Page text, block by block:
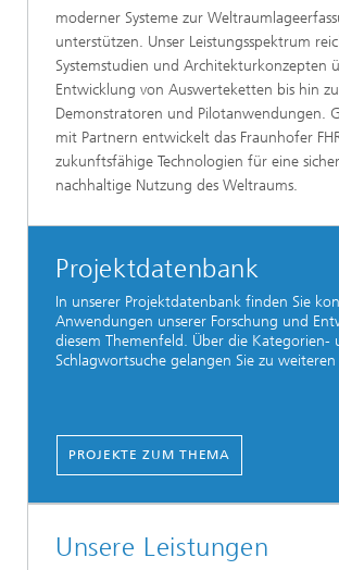
moderner Systeme zur
unterstützen. Unser Leistungsspektrum
Systemstudien und Architekturkonzepten
Entwicklung von Auswerteketten bis hin zu
Demonstratoren und Pilotanwendungen.
mit Partnern entwickelt das Fraunhofer
zukunftsfähige Technologien für eine
nachhaltige Nutzung des Weltraums.
Projektdatenbank
In unserer Projektdatenbank finden Sie
Anwendungen unserer Forschung und
diesem Themenfeld. Über die Kategorien-
Schlagwortsuche gelangen Sie zu
PROJEKTE ZUM THEMA
Unsere Leistungen